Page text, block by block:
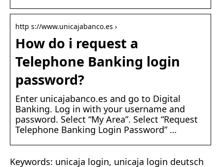
http s://www.unicajabanco.es ›
How do i request a
Telephone Banking login
password?
Enter unicajabanco.es and go to Digital
Banking. Log in with your username and
password. Select “My Area”. Select “Request
Telephone Banking Login Password” …
Keywords: unicaja login, unicaja login deutsch